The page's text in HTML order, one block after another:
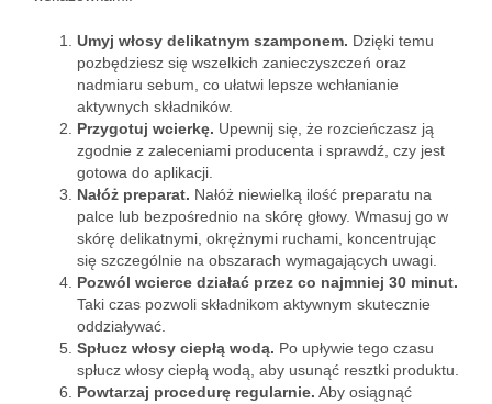
Umyj włosy delikatnym szamponem. Dzięki temu
pozbędziesz się wszelkich zanieczyszczeń oraz
nadmiaru sebum, co ułatwi lepsze wchłanianie
aktywnych składników.
Przygotuj wcierkę. Upewnij się, że rozcieńczasz ją
zgodnie z zaleceniami producenta i sprawdź, czy jest
gotowa do aplikacji.
Nałóż preparat. Nałóż niewielką ilość preparatu na
palce lub bezpośrednio na skórę głowy. Wmasuj go w
skórę delikatnymi, okrężnymi ruchami, koncentrując
się szczególnie na obszarach wymagających uwagi.
Pozwól wcierce działać przez co najmniej 30 minut.
Taki czas pozwoli składnikom aktywnym skutecznie
oddziaływać.
Spłucz włosy ciepłą wodą. Po upływie tego czasu
spłucz włosy ciepłą wodą, aby usunąć resztki produktu.
Powtarzaj procedurę regularnie. Aby osiągnąć